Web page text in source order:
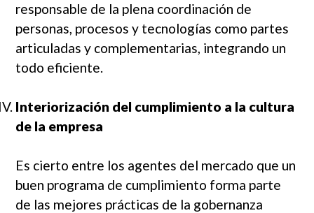
responsable de la plena coordinación de
personas, procesos y tecnologías como partes
articuladas y complementarias, integrando un
todo eficiente.
Interiorización del cumplimiento a la cultura
de la empresa
Es cierto entre los agentes del mercado que un
buen programa de cumplimiento forma parte
de las mejores prácticas de la gobernanza